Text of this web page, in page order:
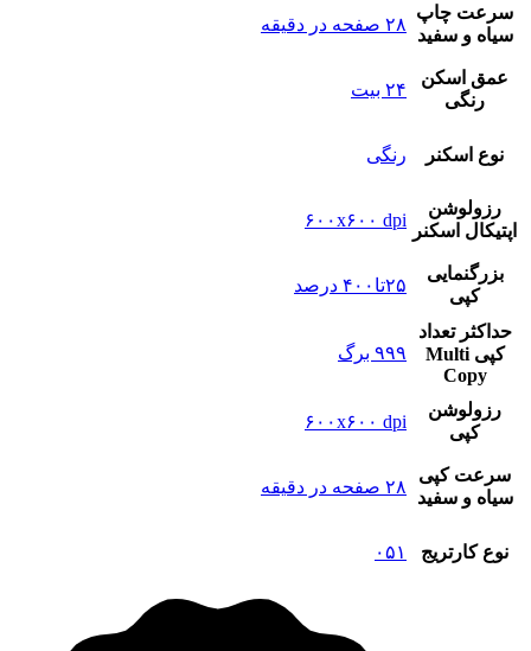
سرعت چاپ
سیاه و سفید
۲۸ صفحه در دقیقه
عمق اسکن
رنگی
۲۴ بیت
نوع‌ اسکنر رنگی
رزولوشن
اپتیکال اسکنر
۶۰۰x۶۰۰ dpi
بزرگنمایی
کپی
۲۵تا۴۰۰ درصد
حداکثر تعداد
کپی Multi
Copy
۹۹۹ برگ
رزولوشن
کپی
۶۰۰x۶۰۰ dpi
سرعت کپی
سیاه و سفید
۲۸ صفحه در دقیقه
نوع کارتریج ۰۵۱